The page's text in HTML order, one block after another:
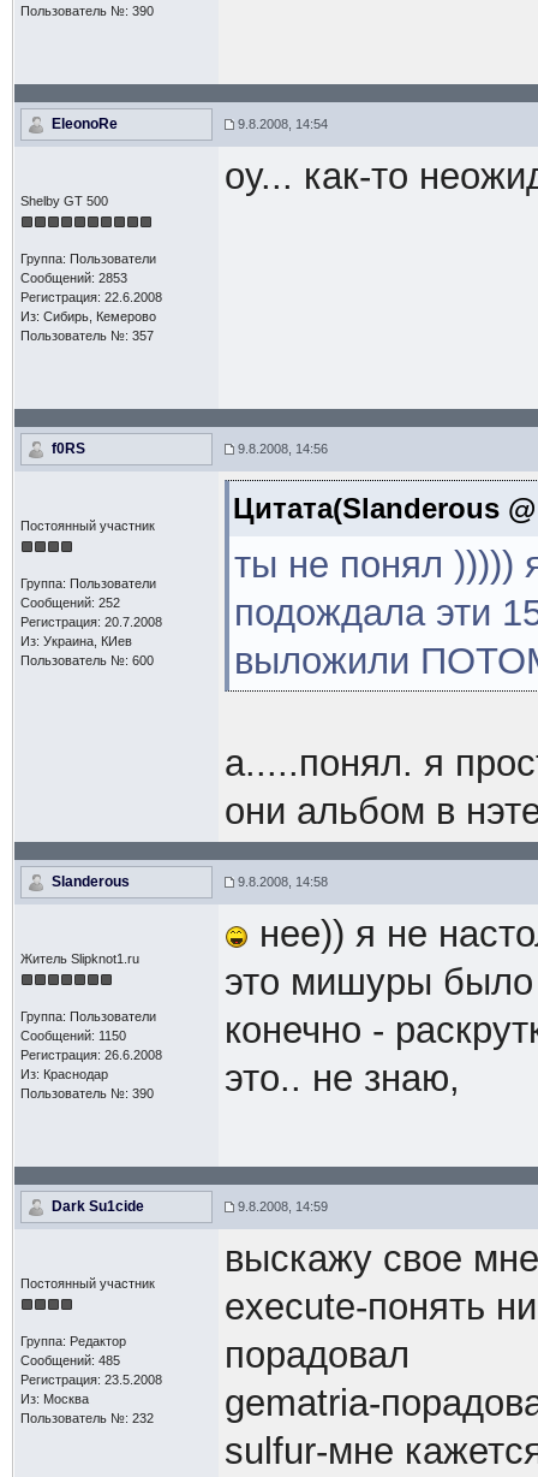
Пользователь №: 390
EleonoRe 9.8.2008, 14:54
Shelby GT 500
Группа: Пользователи
Сообщений: 2853
Регистрация: 22.6.2008
Из: Сибирь, Кемерово
Пользователь №: 357
оу... как-то
f0RS 9.8.2008, 14:56
Постоянный участник
Группа: Пользователи
Сообщений: 252
Регистрация: 20.7.2008
Из: Украина, КИев
Пользователь №: 600
Цитата(Slanderous
ты не понял )))))
подождала эти
выложили
а.....понял. я
они альбом в
Slanderous 9.8.2008, 14:58
Житель Slipknot1.ru
Группа: Пользователи
Сообщений: 1150
Регистрация: 26.6.2008
Из: Краснодар
Пользователь №: 390
нее)) я не
это мишуры
конечно -
это.. не знаю,
Dark Su1cide 9.8.2008, 14:59
Постоянный участник
Группа: Редактор
Сообщений: 485
Регистрация: 23.5.2008
Из: Москва
Пользователь №: 232
выскажу свое
execute-понять
порадовал
gematria-
sulfur-мне